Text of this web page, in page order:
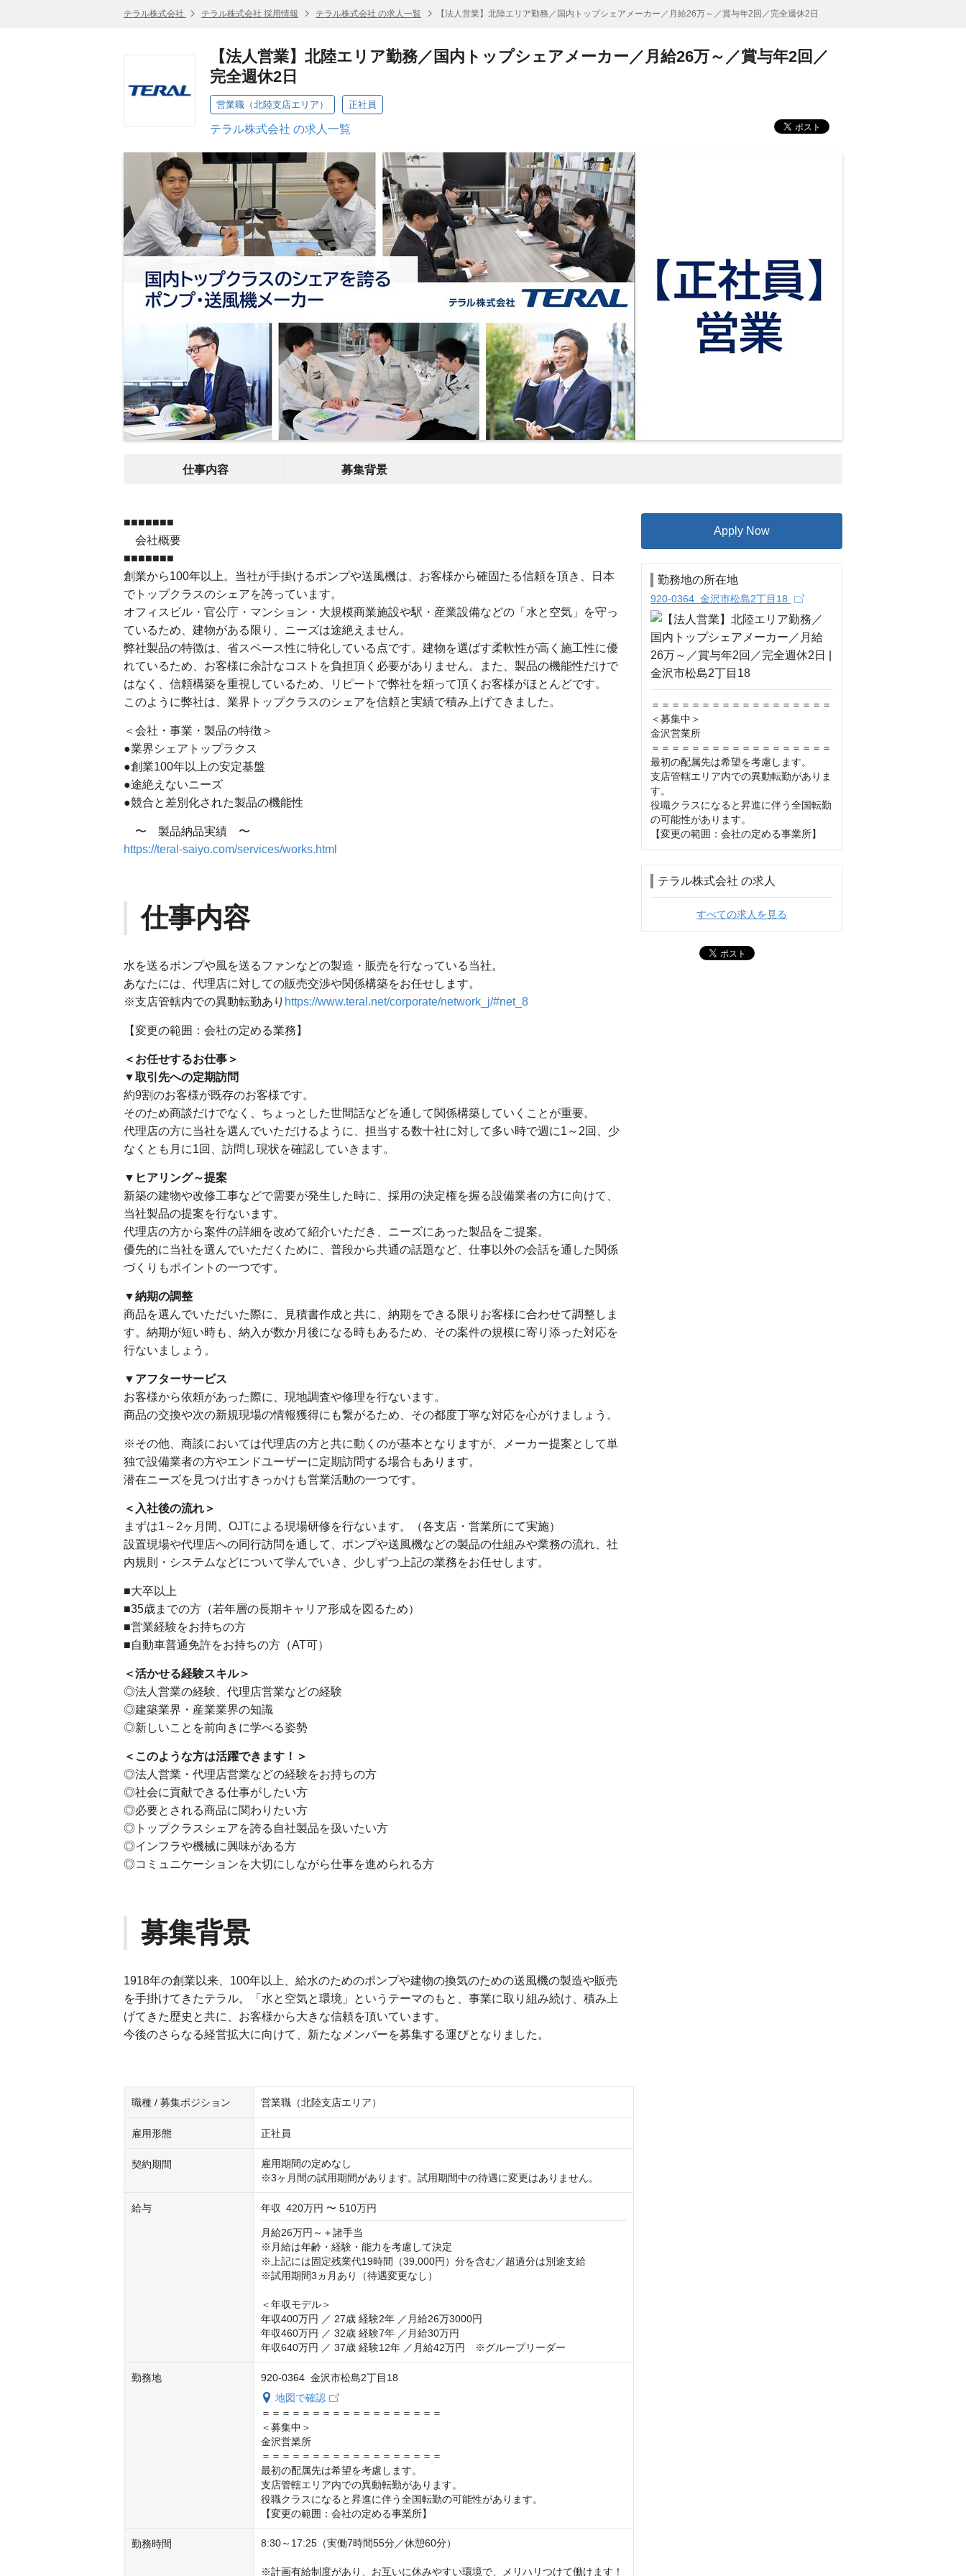
テラル株式会社 テラル株式会社 採用情報 テラル株式会社 の求人一覧 【法人営業】北陸エリア勤務／国内トップシェアメーカー／月給26万～／賞与年2回／完全週休2日
【法人営業】北陸エリア勤務／国内トップシェアメーカー／月給26万～／賞与年2回／
完全週休2日
営業職（北陸支店エリア） 正社員
テラル株式会社 の求人一覧
仕事内容 募集背景
■■■■■■■
会社概要
■■■■■■■
創業から100年以上。当社が手掛けるポンプや送風機は、お客様から確固たる信頼を頂き、日本
でトップクラスのシェアを誇っています。
オフィスビル・官公庁・マンション・大規模商業施設や駅・産業設備などの「水と空気」を守っ
ているため、建物がある限り、ニーズは途絶えません。
弊社製品の特徴は、省スペース性に特化している点です。建物を選ばす柔軟性が高く施工性に優
れているため、お客様に余計なコストを負担頂く必要がありません。また、製品の機能性だけで
はなく、信頼構築を重視しているため、リピートで弊社を頼って頂くお客様がほとんどです。
このように弊社は、業界トップクラスのシェアを信頼と実績で積み上げてきました。
＜会社・事業・製品の特徴＞
●業界シェアトップラクス
●創業100年以上の安定基盤
●途絶えないニーズ
●競合と差別化された製品の機能性
〜 製品納品実績 〜
https://teral-saiyo.com/services/works.html
仕事内容
水を送るポンプや風を送るファンなどの製造・販売を行なっている当社。
あなたには、代理店に対しての販売交渉や関係構築をお任せします。
※支店管轄内での異動転勤あり https://www.teral.net/corporate/network_j/#net_8
【変更の範囲：会社の定める業務】
＜お任せするお仕事＞
▼取引先への定期訪問
約9割のお客様が既存のお客様です。
そのため商談だけでなく、ちょっとした世間話などを通して関係構築していくことが重要。
代理店の方に当社を選んでいただけるように、担当する数十社に対して多い時で週に1～2回、少
なくとも月に1回、訪問し現状を確認していきます。
▼ヒアリング～提案
新築の建物や改修工事などで需要が発生した時に、採用の決定権を握る設備業者の方に向けて、
当社製品の提案を行ないます。
代理店の方から案件の詳細を改めて紹介いただき、ニーズにあった製品をご提案。
優先的に当社を選んでいただくために、普段から共通の話題など、仕事以外の会話を通した関係
づくりもポイントの一つです。
▼納期の調整
商品を選んでいただいた際に、見積書作成と共に、納期をできる限りお客様に合わせて調整しま
す。納期が短い時も、納入が数か月後になる時もあるため、その案件の規模に寄り添った対応を
行ないましょう。
▼アフターサービス
お客様から依頼があった際に、現地調査や修理を行ないます。
商品の交換や次の新規現場の情報獲得にも繋がるため、その都度丁寧な対応を心がけましょう。
※その他、商談においては代理店の方と共に動くのが基本となりますが、メーカー提案として単
独で設備業者の方やエンドユーザーに定期訪問する場合もあります。
潜在ニーズを見つけ出すきっかけも営業活動の一つです。
＜入社後の流れ＞
まずは1～2ヶ月間、OJTによる現場研修を行ないます。（各支店・営業所にて実施）
設置現場や代理店への同行訪問を通して、ポンプや送風機などの製品の仕組みや業務の流れ、社
内規則・システムなどについて学んでいき、少しずつ上記の業務をお任せします。
■大卒以上
■35歳までの方（若年層の長期キャリア形成を図るため）
■営業経験をお持ちの方
■自動車普通免許をお持ちの方（AT可）
＜活かせる経験スキル＞
◎法人営業の経験、代理店営業などの経験
◎建築業界・産業業界の知識
◎新しいことを前向きに学べる姿勢
＜このような方は活躍できます！＞
◎法人営業・代理店営業などの経験をお持ちの方
◎社会に貢献できる仕事がしたい方
◎必要とされる商品に関わりたい方
◎トップクラスシェアを誇る自社製品を扱いたい方
◎インフラや機械に興味がある方
◎コミュニケーションを大切にしながら仕事を進められる方
募集背景
1918年の創業以来、100年以上、給水のためのポンプや建物の換気のための送風機の製造や販売
を手掛けてきたテラル。「水と空気と環境」というテーマのもと、事業に取り組み続け、積み上
げてきた歴史と共に、お客様から大きな信頼を頂いています。
今後のさらなる経営拡大に向けて、新たなメンバーを募集する運びとなりました。
職種 / 募集ポジション 営業職（北陸支店エリア）
雇用形態 正社員
契約期間
雇用期間の定めなし
※3ヶ月間の試用期間があります。試用期間中の待遇に変更はありません。
給与 年収 420万円 〜 510万円
月給26万円～＋諸手当
※月給は年齢・経験・能力を考慮して決定
※上記には固定残業代19時間（39,000円）分を含む／超過分は別途支給
※試用期間3ヵ月あり（待遇変更なし）
＜年収モデル＞
年収400万円 ／ 27歳 経験2年 ／月給26万3000円
年収460万円 ／ 32歳 経験7年 ／月給30万円
年収640万円 ／ 37歳 経験12年 ／月給42万円　※グループリーダー
勤務地
920-0364 金沢市松島2丁目18
地図で確認
＝＝＝＝＝＝＝＝＝＝＝＝＝＝＝＝＝＝
＜募集中＞
金沢営業所
＝＝＝＝＝＝＝＝＝＝＝＝＝＝＝＝＝＝
最初の配属先は希望を考慮します。
支店管轄エリア内での異動転勤があります。
役職クラスになると昇進に伴う全国転勤の可能性があります。
【変更の範囲：会社の定める事業所】
勤務時間 8:30～17:25（実働7時間55分／休憩60分）
※計画有給制度があり、お互いに休みやすい環境で、メリハリつけて働けます！
Apply Now
勤務地の所在地
920-0364 金沢市松島2丁目18
＝＝＝＝＝＝＝＝＝＝＝＝＝＝＝＝＝＝
＜募集中＞
金沢営業所
＝＝＝＝＝＝＝＝＝＝＝＝＝＝＝＝＝＝
最初の配属先は希望を考慮します。
支店管轄エリア内での異動転勤がありま
す。
役職クラスになると昇進に伴う全国転勤
の可能性があります。
【変更の範囲：会社の定める事業所】
テラル株式会社 の求人
すべての求人を見る